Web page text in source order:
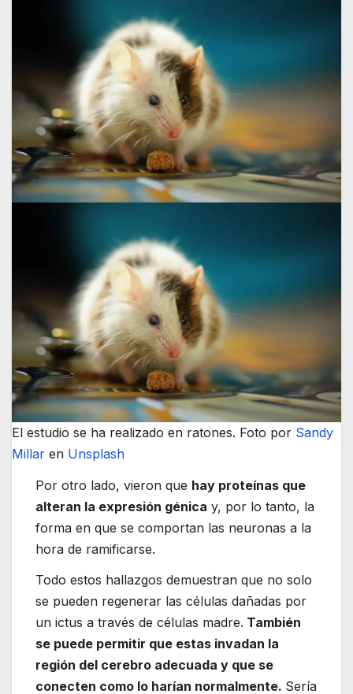
El estudio se ha realizado en ratones. Foto por Sandy
Millar en Unsplash
Por otro lado, vieron que hay proteínas que
alteran la expresión génica y, por lo tanto, la
forma en que se comportan las neuronas a la
hora de ramificarse.
Todo estos hallazgos demuestran que no solo
se pueden regenerar las células dañadas por
un ictus a través de células madre. También
se puede permitir que estas invadan la
región del cerebro adecuada y que se
conecten como lo harían normalmente. Sería